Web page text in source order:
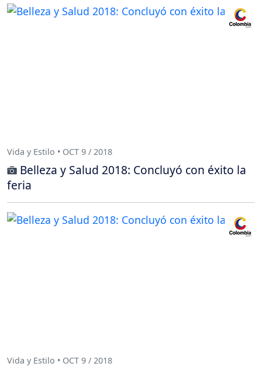
Vida y Estilo • OCT 9 / 2018
Belleza y Salud 2018: Concluyó con éxito la
feria
Vida y Estilo • OCT 9 / 2018